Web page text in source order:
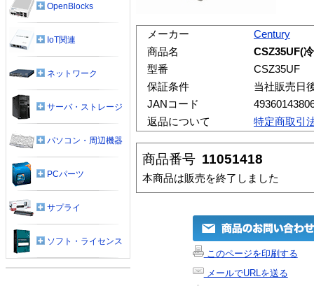
メーカー
Century
商品名
CSZ35UF(
型番
CSZ35UF
保証条件
当社販売日
JANコード
返品について
特定商取引
商品番号 11051418
本商品は販売を終了しました
このページを印刷する
メールでURLを送る
OpenBlocks
IoT関連
ネットワーク
サーバ・ストレージ
パソコン・周辺機器
PCパーツ
サプライ
ソフト・ライセンス